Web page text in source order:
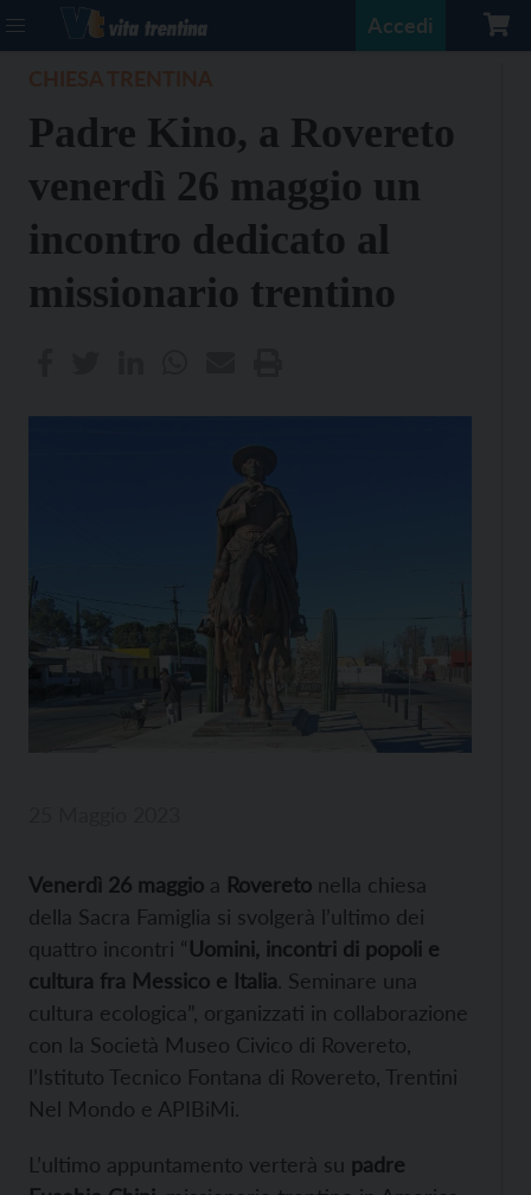
Accedi
Padre Kino, a Rovereto
venerdì 26 maggio un
incontro dedicato al
missionario trentino
Venerdì 26 maggio a Rovereto nella chiesa
della Sacra Famiglia si svolgerà l’ultimo dei
quattro incontri “Uomini, incontri di popoli e
cultura fra Messico e Italia. Seminare una
cultura ecologica”, organizzati in collaborazione
con la Società Museo Civico di Rovereto,
l’Istituto Tecnico Fontana di Rovereto, Trentini
Nel Mondo e APIBiMi.
L’ultimo appuntamento verterà su padre